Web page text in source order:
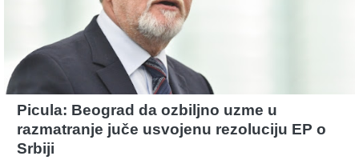
Picula: Beograd da ozbiljno uzme u
razmatranje juče usvojenu rezoluciju EP o
Srbiji